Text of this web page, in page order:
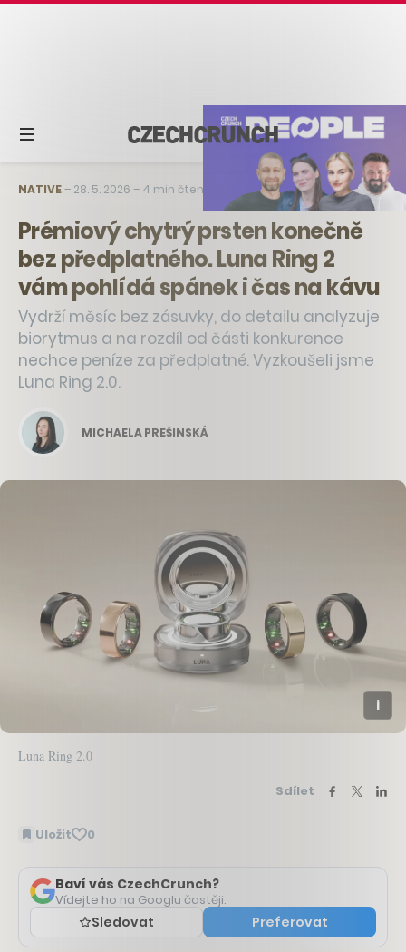
NATIVE– 28. 5. 2026 – 4 min čtení
Prémiový chytrý prsten konečně
bez předplatného. Luna Ring 2
vám pohlídá spánek i čas na kávu
Vydrží měsíc bez zásuvky, do detailu analyzuje
biorytmus a na rozdíl od části konkurence
nechce peníze za předplatné. Vyzkoušeli jsme
Luna Ring 2.0.
MICHAELA PREŠINSKÁ
Luna Ring 2.0
Sdílet
Uložit 0
Baví vás CzechCrunch?
Vídejte ho na Googlu častěji.
Sledovat Preferovat